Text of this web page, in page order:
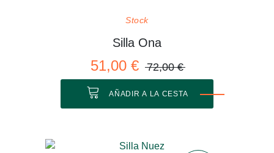
Stock
Silla Ona
51,00 € 72,00 €
AÑADIR A LA CESTA